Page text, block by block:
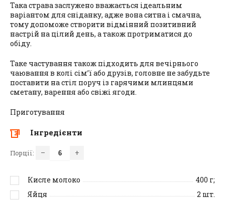
Така страва заслужено вважається ідеальним
варіантом для сніданку, адже вона ситна і смачна,
тому допоможе створити відмінний позитивний
настрій на цілий день, а також протриматися до
обіду.
Таке частування також підходить для вечірнього
чаювання в колі сім’ї або друзів, головне не забудьте
поставити на стіл поруч із гарячими млинцями
сметану, варення або свіжі ягоди.
Приготування
Інгредієнти
Порції: – +
Кисле молоко 400 г;
Яйця
2 шт.